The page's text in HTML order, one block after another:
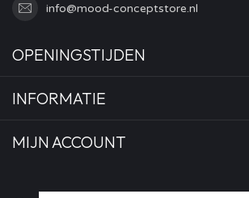
info@mood-conceptstore.nl
OPENINGSTIJDEN
INFORMATIE
MIJN ACCOUNT